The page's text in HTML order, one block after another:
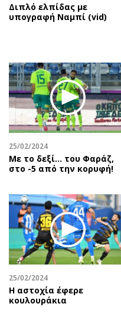
Διπλό ελπίδας με
υπογραφή Ναμπί (vid)
25/02/2024
Με το δεξί… του Φαράζ,
στο -5 από την κορυφή!
25/02/2024
Η αστοχία έφερε
κουλουράκια